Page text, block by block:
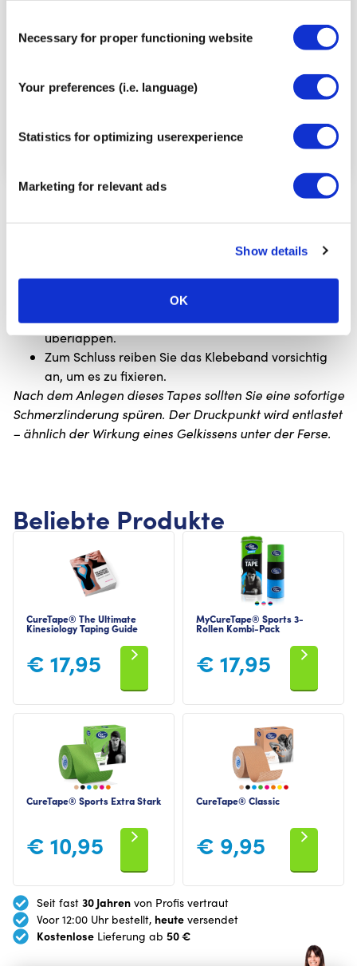
Selection
Necessary for proper functioning website
Your preferences (i.e. language)
Statistics for optimizing userexperience
Marketing for relevant ads
Show details
OK
Reißen Sie das Trägerpapier in der Mitte ein und
falten Sie es auf beiden Seiten zurück.
Dehnung unter die Ferse und führen Sie es entlang
beider Seiten der Achillessehne nach oben.
Bringen Sie einen zweiten Streifen auf die gleiche
überlappen.
Zum Schluss reiben Sie das Klebeband vorsichtig
an, um es zu fixieren.
Nach dem Anlegen dieses Tapes sollten Sie eine sofortige
Schmerzlinderung spüren. Der Druckpunkt wird entlastet
– ähnlich der Wirkung eines Gelkissens unter der Ferse.
Beliebte Produkte
CureTape® The Ultimate
Kinesiology Taping Guide
€ 17,95
MyCureTape® Sports 3-
Rollen Kombi-Pack
€ 17,95
CureTape® Sports Extra Stark
€ 10,95
CureTape® Classic
€ 9,95
Seit fast 30 Jahren von Profis vertraut
Voor 12:00 Uhr bestellt, heute versendet
Kostenlose Lieferung ab 50 €